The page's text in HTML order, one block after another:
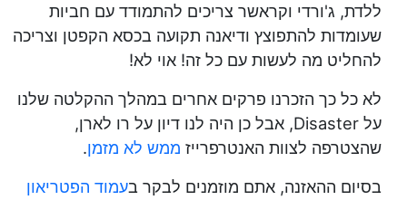
ללדת, ג'ורדי וקראשר צריכים להתמודד עם חביות
שעומדות להתפוצץ ודיאנה תקועה בכסא הקפטן וצריכה
להחליט מה לעשות עם כל זה! אוי לא!
לא כל כך הזכרנו פרקים אחרים במהלך ההקלטה שלנו
על Disaster, אבל כן היה לנו דיון על רו לארן,
שהצטרפה לצוות האנטרפרייז ממש לא מזמן.
בסיום ההאזנה, אתם מוזמנים לבקר בעמוד הפטריאון